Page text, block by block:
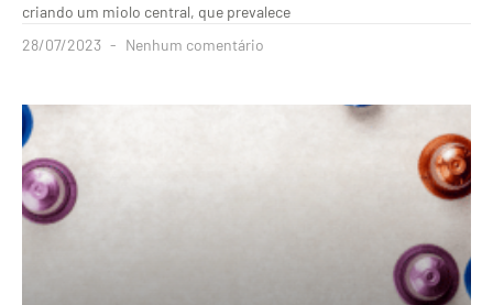
criando um miolo central, que prevalece
28/07/2023
Nenhum comentário